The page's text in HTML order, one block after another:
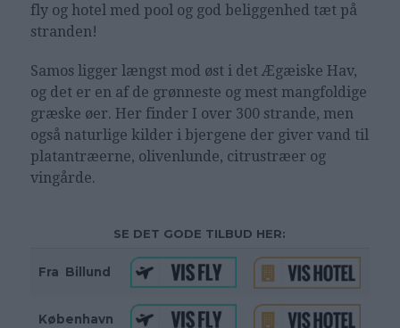
fly og hotel med pool og god beliggenhed tæt på
stranden!
Samos ligger længst mod øst i det Ægæiske Hav,
og det er en af de grønneste og mest mangfoldige
græske øer. Her finder I over 300 strande, men
også naturlige kilder i bjergene der giver vand til
platantræerne, olivenlunde, citrustræer og
vingårde.
SE DET GODE TILBUD HER:
Fra Billund
København